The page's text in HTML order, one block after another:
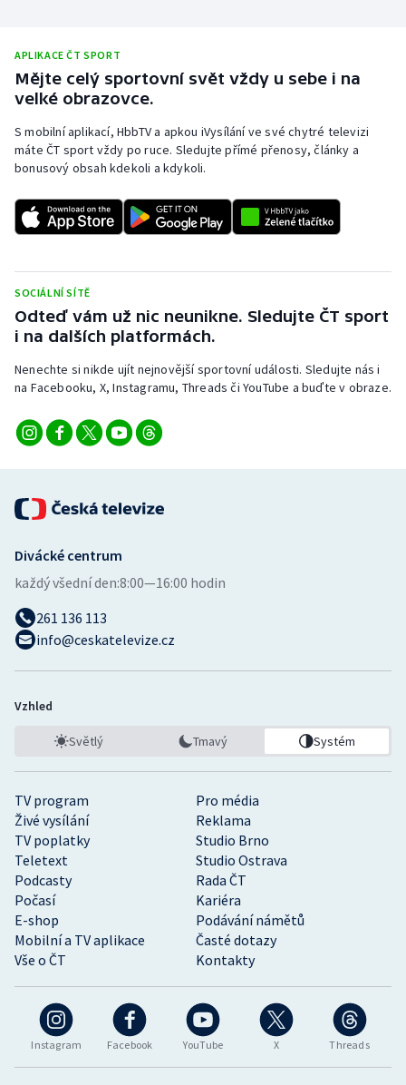
Rychlostní kanoistika
Short track
Stolní tenis
Triatlon
Veslování
Vodní slalom
Ostatní
APLIKACE ČT SPORT
Mějte celý sportovní svět vždy u sebe i na
velké obrazovce.
S mobilní aplikací, HbbTV a apkou iVysílání ve své chytré televizi
máte ČT sport vždy po ruce. Sledujte přímé přenosy, články a
bonusový obsah kdekoli a kdykoli.
SOCIÁLNÍ SÍTĚ
Odteď vám už nic neunikne. Sledujte ČT sport
i na dalších platformách.
Nenechte si nikde ujít nejnovější sportovní události. Sledujte nás i
na Facebooku, X, Instagramu, Threads či YouTube a buďte v obraze.
Instagram Facebook YouTube X Threads
TV program
Pro média
Živé vysílání
Reklama
TV poplatky
Studio Brno
Teletext
Studio Ostrava
Podcasty
Rada ČT
Počasí
Kariéra
E-shop
Podávání námětů
Mobilní a TV aplikace
Časté dotazy
Vše o ČT
Kontakty
Divácké centrum
každý všední den:8:00—16:00 hodin
261 136 113
info@ceskatelevize.cz
Vzhled
Světlý Tmavý Systém